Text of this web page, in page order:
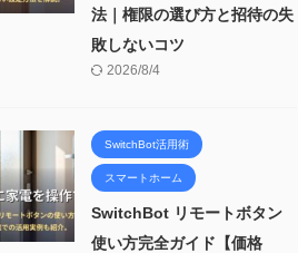
法｜権限の選び方と招待の失
敗しないコツ
2026/8/4
SwitchBot活用術
スマートホーム
SwitchBot リモートボタン
使い方完全ガイド【価格